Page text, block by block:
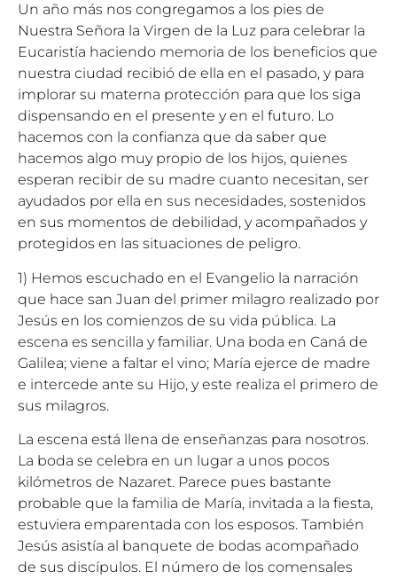
Un año más nos congregamos a los pies de
Nuestra Señora la Virgen de la Luz para celebrar la
Eucaristía haciendo memoria de los beneficios que
nuestra ciudad recibió de ella en el pasado, y para
implorar su materna protección para que los siga
dispensando en el presente y en el futuro. Lo
hacemos con la confianza que da saber que
hacemos algo muy propio de los hijos, quienes
esperan recibir de su madre cuanto necesitan, ser
ayudados por ella en sus necesidades, sostenidos
en sus momentos de debilidad, y acompañados y
protegidos en las situaciones de peligro.
1) Hemos escuchado en el Evangelio la narración
que hace san Juan del primer milagro realizado por
Jesús en los comienzos de su vida pública. La
escena es sencilla y familiar. Una boda en Caná de
Galilea; viene a faltar el vino; María ejerce de madre
e intercede ante su Hijo, y este realiza el primero de
sus milagros.
La escena está llena de enseñanzas para nosotros.
La boda se celebra en un lugar a unos pocos
kilómetros de Nazaret. Parece pues bastante
probable que la familia de María, invitada a la fiesta,
estuviera emparentada con los esposos. También
Jesús asistía al banquete de bodas acompañado
de sus discípulos. El número de los comensales